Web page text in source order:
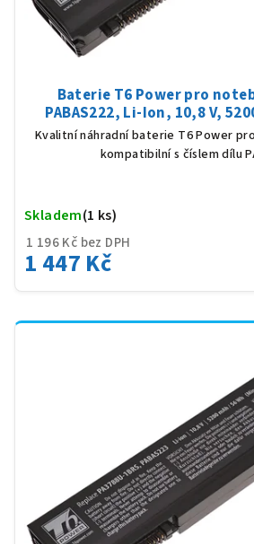
Baterie T6 Power pro
PABAS222, Li-Ion, 10,8 V,
černá
Kvalitní náhradní baterie T6 Power
kompatibilní s číslem dílu
1 196 Kč bez DPH
1 447 Kč
Skladem(1 ks)